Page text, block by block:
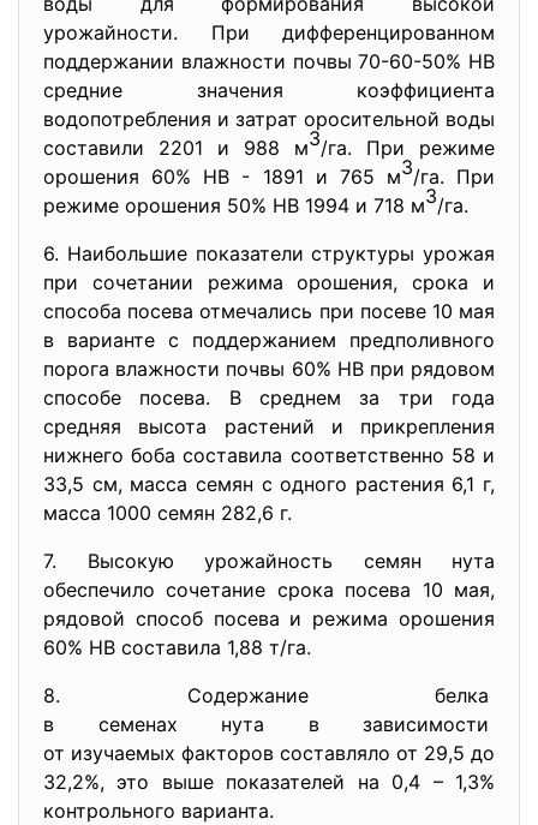
урожайности. При дифференцированном
поддержании влажности почвы 70-60-50% НВ
средние значения коэффициента
водопотребления и затрат оросительной воды
составили 2201 и 988 м3/га. При режиме
орошения 60% НВ - 1891 и 765 м3/га. При
режиме орошения 50% НВ 1994 и 718 м3/га.
6. Наибольшие показатели структуры урожая
при сочетании режима орошения, срока и
способа посева отмечались при посеве 10 мая
в варианте с поддержанием предполивного
порога влажности почвы 60% НВ при рядовом
способе посева. В среднем за три года
средняя высота растений и прикрепления
нижнего боба составила соответственно 58 и
33,5 см, масса семян с одного растения 6,1 г,
масса 1000 семян 282,6 г.
7. Высокую урожайность семян нута
обеспечило сочетание срока посева 10 мая,
рядовой способ посева и режима орошения
60% НВ составила 1,88 т/га.
8. Содержание белка
в семенах нута в зависимости
от изучаемых факторов составляло от 29,5 до
32,2%, это выше показателей на 0,4 – 1,3%
контрольного варианта.